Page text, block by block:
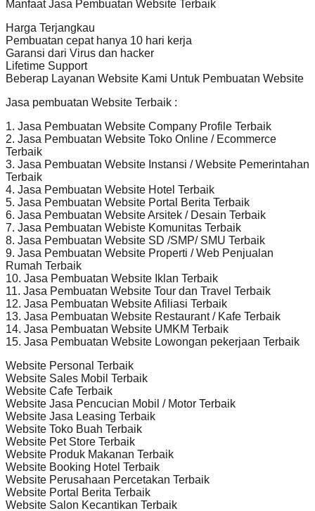
Manfaat Jasa Pembuatan Website Terbaik
Harga Terjangkau
Pembuatan cepat hanya 10 hari kerja
Garansi dari Virus dan hacker
Lifetime Support
Beberap Layanan Website Kami Untuk Pembuatan Website
Jasa pembuatan Website Terbaik :
1. Jasa Pembuatan Website Company Profile Terbaik
2. Jasa Pembuatan Website Toko Online / Ecommerce
Terbaik
3. Jasa Pembuatan Website Instansi / Website Pemerintahan
Terbaik
4. Jasa Pembuatan Website Hotel Terbaik
5. Jasa Pembuatan Website Portal Berita Terbaik
6. Jasa Pembuatan Website Arsitek / Desain Terbaik
7. Jasa Pembuatan Webiste Komunitas Terbaik
8. Jasa Pembuatan Website SD /SMP/ SMU Terbaik
9. Jasa Pembuatan Website Properti / Web Penjualan
Rumah Terbaik
10. Jasa Pembuatan Website Iklan Terbaik
11. Jasa Pembuatan Website Tour dan Travel Terbaik
12. Jasa Pembuatan Website Afiliasi Terbaik
13. Jasa Pembuatan Website Restaurant / Kafe Terbaik
14. Jasa Pembuatan Website UMKM Terbaik
15. Jasa Pembuatan Website Lowongan pekerjaan Terbaik
Website Personal Terbaik
Website Sales Mobil Terbaik
Website Cafe Terbaik
Website Jasa Pencucian Mobil / Motor Terbaik
Website Jasa Leasing Terbaik
Website Toko Buah Terbaik
Website Pet Store Terbaik
Website Produk Makanan Terbaik
Website Booking Hotel Terbaik
Website Perusahaan Percetakan Terbaik
Website Portal Berita Terbaik
Website Salon Kecantikan Terbaik